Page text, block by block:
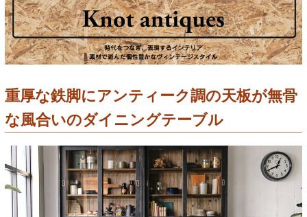
重厚な鉄脚にアンティーク調の天板が無骨
な風合いのダイニングテーブル